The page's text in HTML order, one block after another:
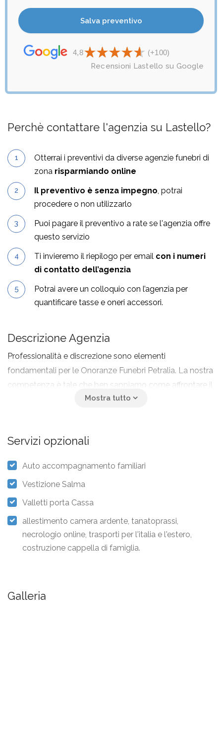
4,8 (+100)
Recensioni Lastello su Google
Perchè contattare l'agenzia su Lastello?
Otterrai i preventivi da diverse agenzie funebri di
zona risparmiando online
Il preventivo è senza impegno, potrai
procedere o non utilizzarlo
Puoi pagare il preventivo a rate se l'agenzia offre
questo servizio
Ti invieremo il riepilogo per email con i numeri
di contatto dell’agenzia
Potrai avere un colloquio con l’agenzia per
quantificare tasse e oneri accessori.
Descrizione Agenzia
Professionalità e discrezione sono elementi
fondamentali per le Onoranze Funebri Petralia. La nostra
competenza è tale che ben sappiamo come affrontare il
tuo lutto e come affiancarti per renderti più semplice
questo particolare momento doloroso del funerale in
giusto, al saluto del vostro caro.
Servizi opzionali
Auto accompagnamento familiari
Vestizione Salma
Valletti porta Cassa
allestimento camera ardente, tanatoprassi,
necrologio online, trasporti per l'italia e l'estero,
costruzione cappella di famiglia.
Galleria